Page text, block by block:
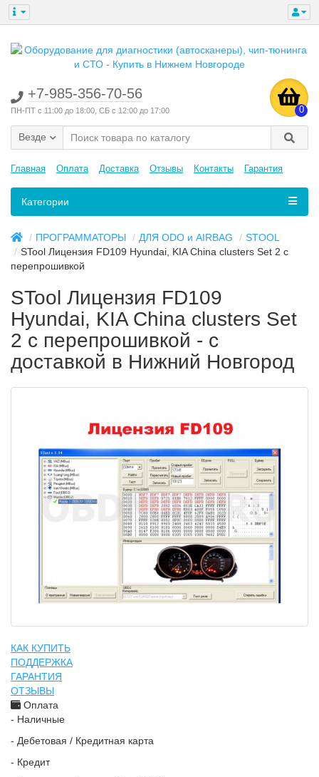
+7-985-356-70-56
ПН-ПТ с 11:00 до 18:00, СБ с 12:00 до 17:00 0
Везде
Главная Оплата Доставка Отзывы Контакты Гарантия
Категории
ПРОГРАММАТОРЫ ДЛЯ ODO и AIRBAG
STOOL
STool Лицензия FD109 Hyundai, KIA China clusters Set 2 с
перепрошивкой
STool Лицензия FD109
Hyundai, KIA China clusters Set
2 с перепрошивкой - с
доставкой в Нижний Новгород
КАК КУПИТЬ
ПОДДЕРЖКА
ГАРАНТИЯ
ОТЗЫВЫ
Оплата
- Наличные
- Дебетовая / Кредитная карта
- Кредит